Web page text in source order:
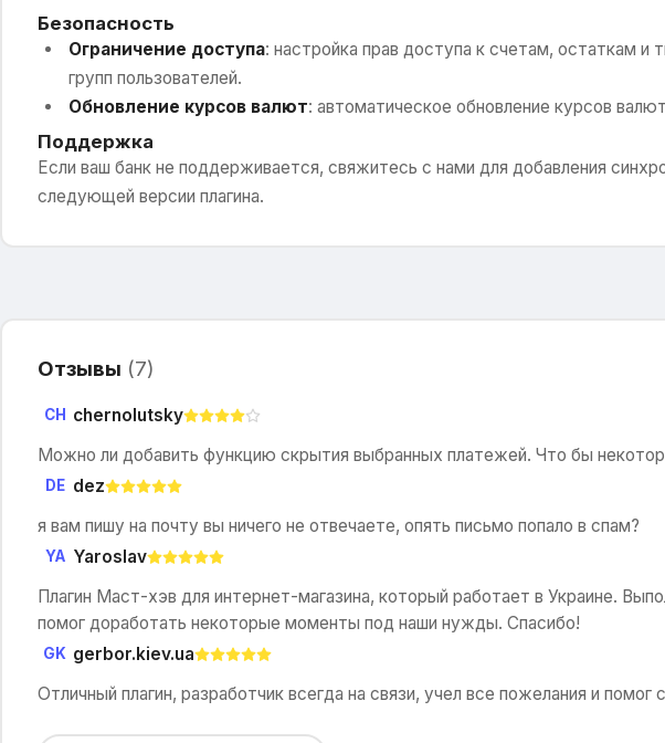
Безопасность
Ограничение доступа: настройка прав доступа к счетам, остаткам и
групп пользователей.
Обновление курсов валют: автоматическое обновление курсов
Поддержка
Если ваш банк не поддерживается, свяжитесь с нами для добавления
следующей версии плагина.
Отзывы (7)
CH chernolutsky
Можно ли добавить функцию скрытия выбранных платежей. Что бы
DE dez
я вам пишу на почту вы ничего не отвечаете, опять письмо попало в спам?
YA Yaroslav
Плагин Маст-хэв для интернет-магазина, который работает в Украине.
помог доработать некоторые моменты под наши нужды. Спасибо!
GK gerbor.kiev.ua
Отличный плагин, разработчик всегда на связи, учел все пожелания и